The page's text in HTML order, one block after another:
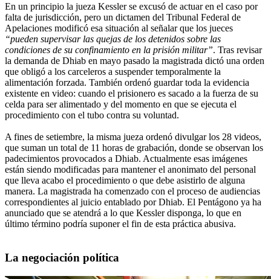
En un principio la jueza Kessler se excusó de actuar en el caso por
falta de jurisdicción, pero un dictamen del Tribunal Federal de
Apelaciones modificó esa situación al señalar que los jueces
“pueden supervisar las quejas de los detenidos sobre las
condiciones de su confinamiento en la prisión militar”. Tras revisar
la demanda de Dhiab en mayo pasado la magistrada dictó una orden
que obligó a los carceleros a suspender temporalmente la
alimentación forzada. También ordenó guardar toda la evidencia
existente en video: cuando el prisionero es sacado a la fuerza de su
celda para ser alimentado y del momento en que se ejecuta el
procedimiento con el tubo contra su voluntad.
A fines de setiembre, la misma jueza ordenó divulgar los 28 videos,
que suman un total de 11 horas de grabación, donde se observan los
padecimientos provocados a Dhiab. Actualmente esas imágenes
están siendo modificadas para mantener el anonimato del personal
que lleva acabo el procedimiento o que debe asistirlo de alguna
manera. La magistrada ha comenzado con el proceso de audiencias
correspondientes al juicio entablado por Dhiab. El Pentágono ya ha
anunciado que se atendrá a lo que Kessler disponga, lo que en
último término podría suponer el fin de esta práctica abusiva.
La negociación política